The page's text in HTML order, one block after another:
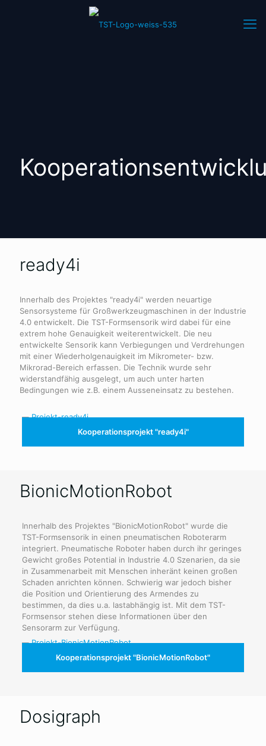
ready4i
Innerhalb des Projektes "ready4i" werden neuartige
Sensorsysteme für Großwerkzeugmaschinen in der Industrie
4.0 entwickelt. Die TST-Formsensorik wird dabei für eine
extrem hohe Genauigkeit weiterentwickelt. Die neu
entwickelte Sensorik kann Verbiegungen und Verdrehungen
mit einer Wiederholgenauigkeit im Mikrometer- bzw.
Mikrorad-Bereich erfassen. Die Technik wurde sehr
widerstandfähig ausgelegt, um auch unter harten
Bedingungen wie z.B. einem Ausseneinsatz zu bestehen.
Kooperationsprojekt "ready4i"
BionicMotionRobot
Innerhalb des Projektes "BionicMotionRobot" wurde die
TST-Formsensorik in einen pneumatischen Roboterarm
integriert. Pneumatische Roboter haben durch ihr geringes
Gewicht großes Potential in Industrie 4.0 Szenarien, da sie
in Zusammenarbeit mit Menschen inheränt keinen großen
Schaden anrichten können. Schwierig war jedoch bisher
die Position und Orientierung des Armendes zu
bestimmen, da dies u.a. lastabhängig ist. Mit dem TST-
Formsensor stehen diese Informationen über den
Sensorarm zur Verfügung.
Kooperationsprojekt "BionicMotionRobot"
Dosigraph